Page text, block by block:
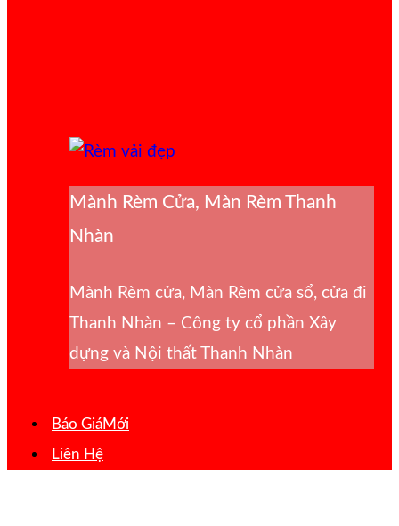
Mành Rèm Cửa, Màn Rèm Thanh
Nhàn
Mành Rèm cửa, Màn Rèm cửa sổ, cửa đi
Thanh Nhàn – Công ty cổ phần Xây
dựng và Nội thất Thanh Nhàn
Báo Giá
Liên Hệ